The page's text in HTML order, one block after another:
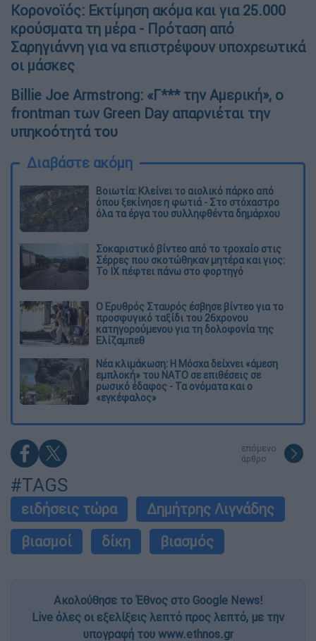
Κορονοϊός: Εκτίμηση ακόμα και για 25.000
κρούσματα τη μέρα - Πρόταση από
Σαρηγιάννη για να επιστρέψουν υποχρεωτικά
οι μάσκες
Billie Joe Armstrong: «Γ*** την Αμερική», ο
frontman των Green Day απαρνιέται την
υπηκοότητά του
Διαβάστε ακόμη
Βοιωτία: Κλείνει το αιολικό πάρκο από
όπου ξεκίνησε η φωτιά - Στο στόχαστρο
όλα τα έργα του συλληφθέντα δημάρχου
Σοκαριστικό βίντεο από το τροχαίο στις
Σέρρες που σκοτώθηκαν μητέρα και γιος:
Το ΙΧ πέφτει πάνω στο φορτηγό
Ο Ερυθρός Σταυρός έσβησε βίντεο για το
προσφυγικό ταξίδι του 26χρονου
κατηγορούμενου για τη δολοφονία της
Ελίζαμπεθ
Νέα κλιμάκωση: Η Μόσχα δείχνει «άμεση
εμπλοκή» του ΝΑΤΟ σε επιθέσεις σε
ρωσικό έδαφος - Τα ονόματα και ο
«εγκέφαλος»
επόμενο
άρθρο
#TAGS
ειδήσεις τώρα
Δημήτρης Λιγνάδης
βιασμοί
δίκη βιασμός
Ακολούθησε το Έθνος στο Google News!
Live όλες οι εξελίξεις λεπτό προς λεπτό, με την
υπογραφή του www.ethnos.gr